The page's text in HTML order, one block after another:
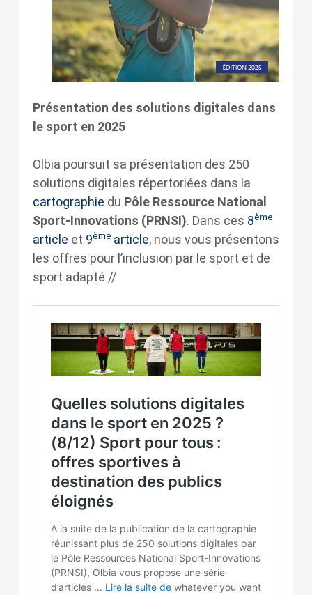
Présentation des solutions digitales dans
le sport en 2025
Olbia poursuit sa présentation des 250
solutions digitales répertoriées dans la
cartographie du Pôle Ressource National
Sport-Innovations (PRNSI). Dans ces 8ème
article et 9ème article, nous vous présentons
les offres pour l’inclusion par le sport et de
sport adapté //